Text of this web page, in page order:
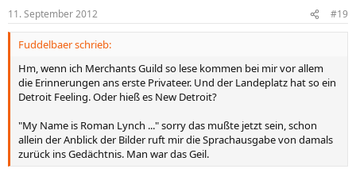
11. September 2012 #19
Fuddelbaer schrieb:
Hm, wenn ich Merchants Guild so lese kommen bei mir vor allem
die Erinnerungen ans erste Privateer. Und der Landeplatz hat so ein
Detroit Feeling. Oder hieß es New Detroit?
"My Name is Roman Lynch ..." sorry das mußte jetzt sein, schon
allein der Anblick der Bilder ruft mir die Sprachausgabe von damals
zurück ins Gedächtnis. Man war das Geil.